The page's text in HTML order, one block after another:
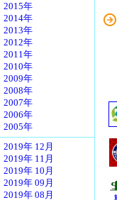
2015年
2014年
2013年
2012年
2011年
2010年
2009年
2008年
2007年
2006年
2005年
2019年 12月
2019年 11月
2019年 10月
2019年 09月
2019年 08月